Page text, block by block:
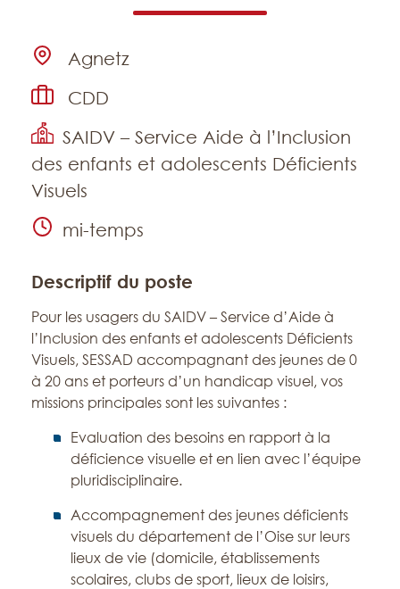
Emplacement
Agnetz
Type de contrat
CDD
Établissement
SAIDV – Service Aide à l’Inclusion
des enfants et adolescents Déficients
Visuels
Temps de travail
mi-temps
Descriptif du poste
Pour les usagers du SAIDV – Service d’Aide à
l’Inclusion des enfants et adolescents Déficients
Visuels, SESSAD accompagnant des jeunes de 0
à 20 ans et porteurs d’un handicap visuel, vos
missions principales sont les suivantes :
Evaluation des besoins en rapport à la
déficience visuelle et en lien avec l’équipe
pluridisciplinaire.
Accompagnement des jeunes déficients
visuels du département de l’Oise sur leurs
lieux de vie (domicile, établissements
scolaires, clubs de sport, lieux de loisirs,